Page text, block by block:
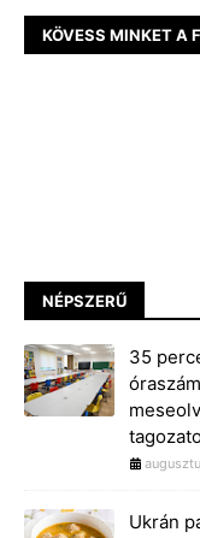
KÖVESS MINKET A
NÉPSZERŰ
35
Ukrán